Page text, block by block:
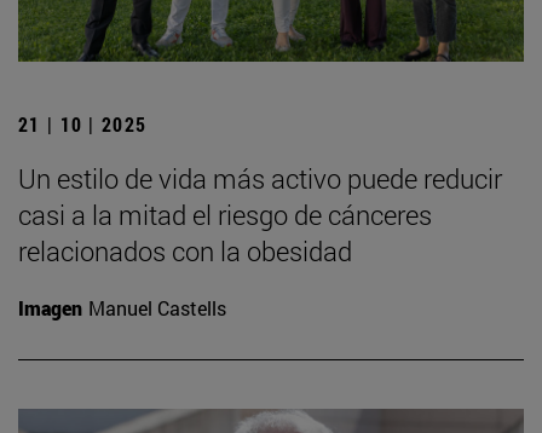
21 | 10 | 2025
Un estilo de vida más activo puede reducir
casi a la mitad el riesgo de cánceres
relacionados con la obesidad
Imagen Manuel Castells